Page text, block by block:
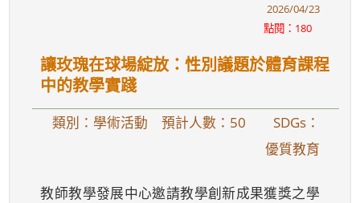
2026/04/23
點閱：180
讓玫瑰在球場綻放：性別議題於體育課程
中的教學實踐
類別：學術活動 預計人數：50
SDGs：
優質教育
教師教學發展中心邀請教學創新成果獲獎之學